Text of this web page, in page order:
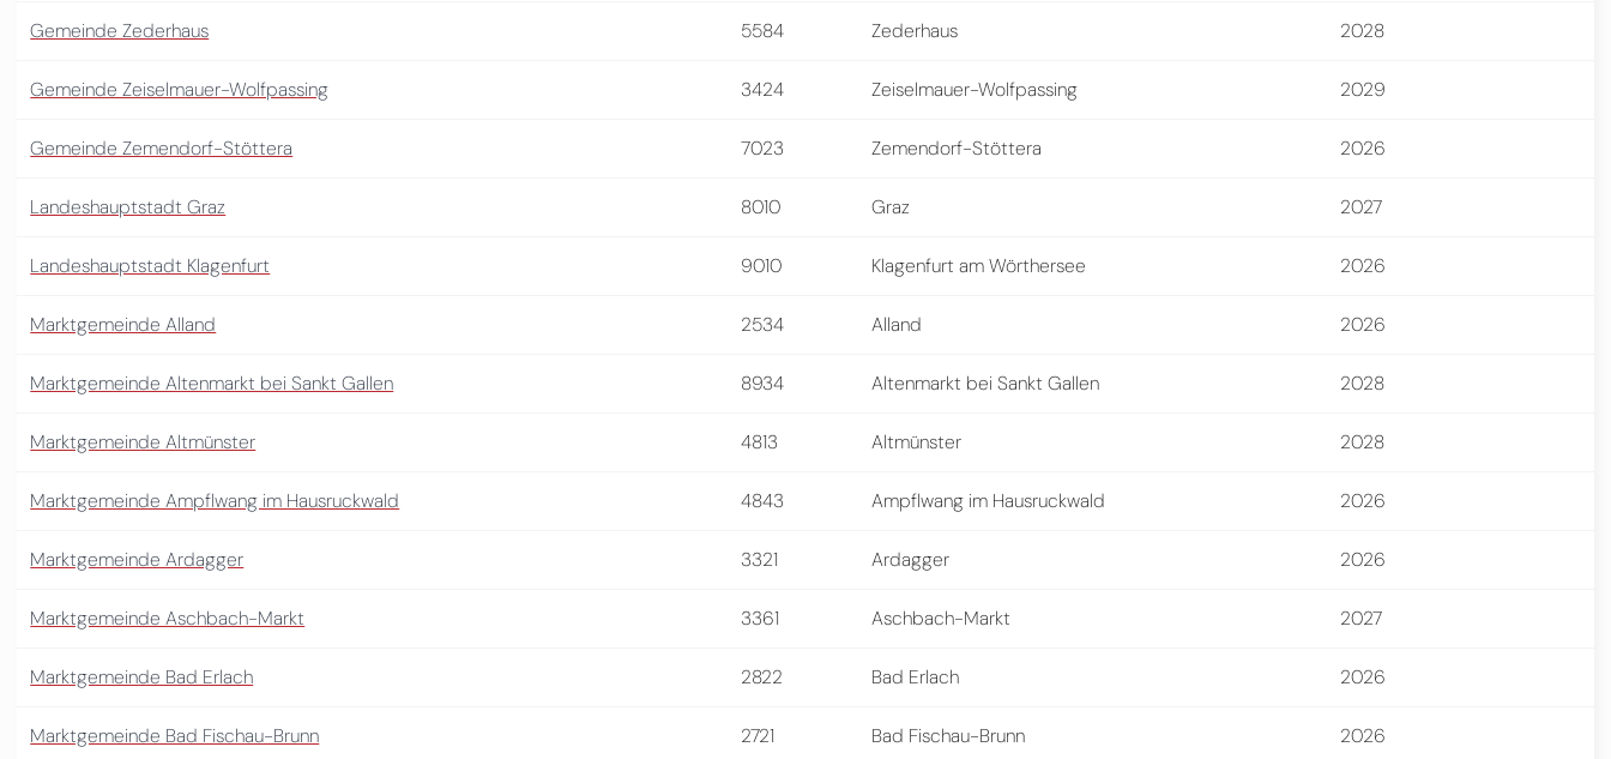
Gemeinde Zederhaus 5584 Zederhaus 2028
Gemeinde Zeiselmauer-Wolfpassing 3424 Zeiselmauer-Wolfpassing 2029
Gemeinde Zemendorf-Stöttera 7023 Zemendorf-Stöttera 2026
Landeshauptstadt Graz 8010 Graz 2027
Landeshauptstadt Klagenfurt 9010 Klagenfurt am Wörthersee 2026
Marktgemeinde Alland 2534 Alland 2026
Marktgemeinde Altenmarkt bei Sankt Gallen 8934 Altenmarkt bei Sankt Gallen 2028
Marktgemeinde Altmünster 4813 Altmünster 2028
Marktgemeinde Ampflwang im Hausruckwald 4843 Ampflwang im Hausruckwald 2026
Marktgemeinde Ardagger 3321 Ardagger 2026
Marktgemeinde Aschbach-Markt 3361 Aschbach-Markt 2027
Marktgemeinde Bad Erlach 2822 Bad Erlach 2026
Marktgemeinde Bad Fischau-Brunn 2721 Bad Fischau-Brunn 2026